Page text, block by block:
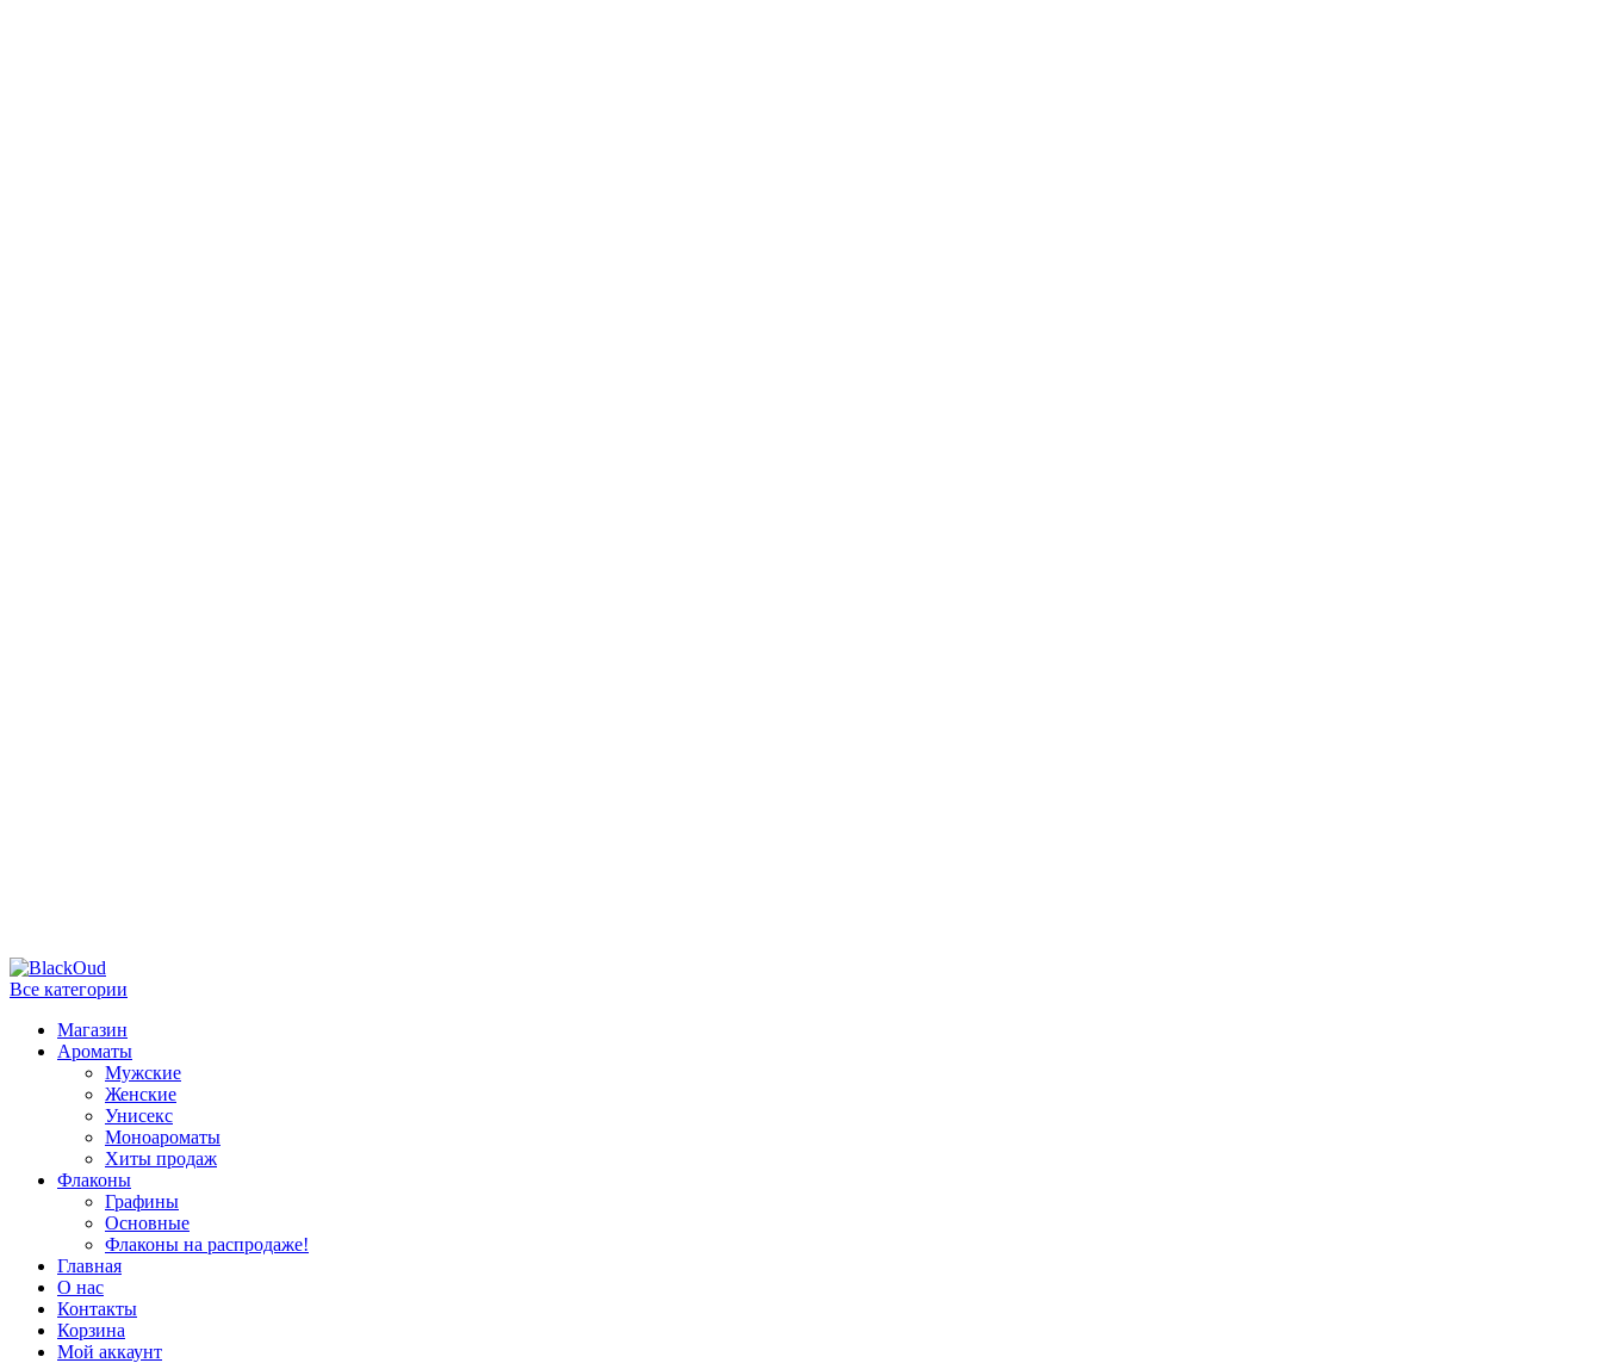
Все категории
Магазин
Ароматы
Мужские
Женские
Унисекс
Моноароматы
Хиты продаж
Флаконы
Графины
Основные
Флаконы на распродаже!
Главная
О нас
Контакты
Корзина
Мой аккаунт